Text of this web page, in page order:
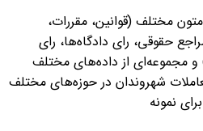
مختلف (قوانین، مقررات،
حقوقی، رای دادگاه‌ها، رای
و مجموعه‌ای از داده‌های مختلف
شهروندان در حوزه‌های مختلف
برای نمونه